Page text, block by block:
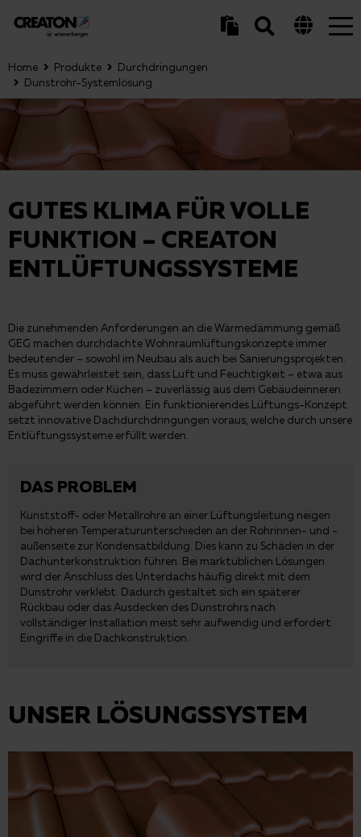
Home Produkte
Durchdringungen
Dunstrohr-Systemlösung
GUTES KLIMA FÜR VOLLE
FUNKTION – CREATON
ENTLÜFTUNGSSYSTEME
Die zunehmenden Anforderungen an die Wärmedämmung gemäß
GEG machen durchdachte Wohnraumlüftungskonzepte immer
bedeutender – sowohl im Neubau als auch bei Sanierungsprojekten.
Es muss gewährleistet sein, dass Luft und Feuchtigkeit – etwa aus
Badezimmern oder Küchen – zuverlässig aus dem Gebäudeinneren
abgeführt werden können. Ein funktionierendes Lüftungs-Konzept
setzt innovative Dachdurchdringungen voraus, welche durch unsere
Entlüftungssysteme erfüllt werden.
DAS PROBLEM
Kunststoff- oder Metallrohre an einer Lüftungsleitung neigen
bei höheren Temperaturunterschieden an der Rohrinnen- und -
außenseite zur Kondensatbildung. Dies kann zu Schäden in der
Dachunterkonstruktion führen. Bei marktüblichen Lösungen
wird der Anschluss des Unterdachs häufig direkt mit dem
Dunstrohr verklebt. Dadurch gestaltet sich ein späterer
Rückbau oder das Ausdecken des Dunstrohrs nach
vollständiger Installation meist sehr aufwendig und erfordert
Eingriffe in die Dachkonstruktion.
UNSER LÖSUNGSSYSTEM